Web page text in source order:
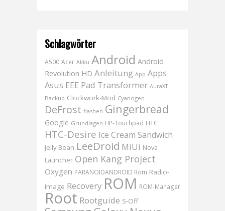
Schlagwörter
A500 Acer Akku Android Android
Revolution HD Anleitung App Apps
Asus EEE Pad Transformer AuraXT
Backup Clockwork-Mod Cyanogen
DeFrost flashen Gingerbread
Google Grundlagen HP-Touchpad HTC
HTC-Desire Ice Cream Sandwich
Jelly Bean LeeDroid MiUi Nova
Launcher Open Kang Project
Oxygen PARANOIDANDROID Rom Radio-
Image Recovery ROM ROM-Manager
Root Rootguide S-Off